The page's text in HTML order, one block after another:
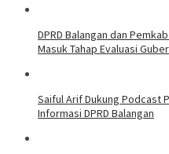
DPRD Balangan dan
Masuk Tahap Evaluasi
Saiful Arif Dukung Podcast
Informasi DPRD Balangan